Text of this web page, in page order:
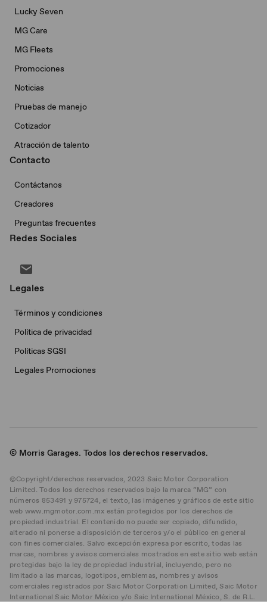
Lucky Seven
MG Care
MG Fleets
Promociones
Noticias
Pruebas de manejo
Cotizador
Atracción de talento
Contacto
Contáctanos
Creadores
Preguntas frecuentes
Redes Sociales
Legales
Términos y condiciones
Política de privacidad
Políticas SGSI
Legales Promociones
© Morris Garages. Todos los derechos reservados.
©Copyright/derechos reservados, 2023 Saic Motor Corporation
Limited. Todos los derechos reservados bajo la marca “MG” con
números 853491 y 975724, el texto, las imágenes y gráficos de este sitio
web www.mgmotor.com.mx están protegidos por los derechos de
propiedad industrial. El contenido no puede ser copiado, difundido,
alterado ni ponerse a disposición de terceros y/o el público en general
con fines comerciales. Salvo excepción expresa por escrito, todas las
marcas, nombres y avisos comerciales mostrados en este sitio web están
protegidas bajo la ley de propiedad industrial, incluyendo, pero no
limitado a las marcas, logotipos, emblemas, nombres y avisos
comerciales registrados por Saic Motor Corporation Limited, Saic Motor
International Saic Motor México y/o Saic International México, S. de R.L.